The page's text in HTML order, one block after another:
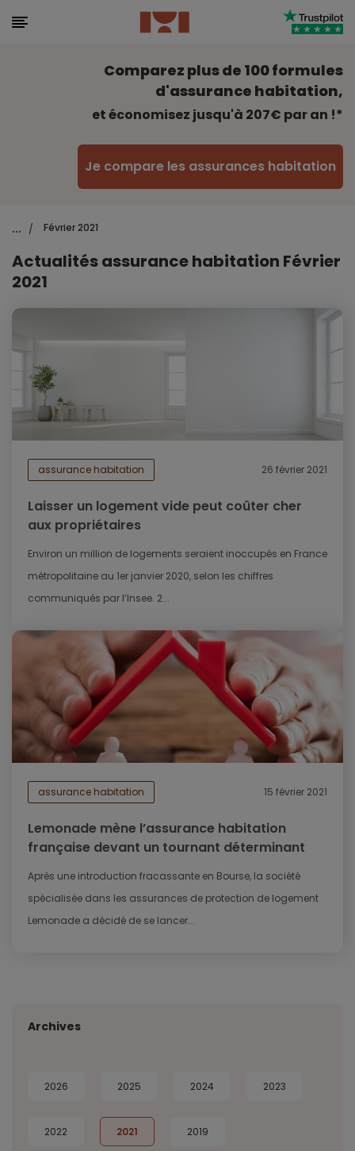
Comparez plus de 100 formules
d'assurance habitation,
et économisez jusqu'à 207€ par an !*
Je compare les assurances habitation
... / Février 2021
Actualités assurance habitation Février
2021
assurance habitation 26 février 2021
Laisser un logement vide peut coûter cher
aux propriétaires
Environ un million de logements seraient inoccupés en France
métropolitaine au 1er janvier 2020, selon les chiffres
communiqués par l’Insee. 2...
assurance habitation 15 février 2021
Lemonade mène l’assurance habitation
française devant un tournant déterminant
Après une introduction fracassante en Bourse, la société
spécialisée dans les assurances de protection de logement
Lemonade a décidé de se lancer...
Archives
2026 2025 2024 2023
2022 2021 2019